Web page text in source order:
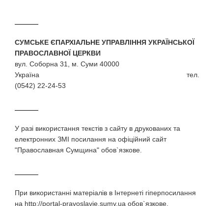
СУМСЬКЕ ЄПАРХІАЛЬНЕ УПРАВЛІННЯ УКРАЇНСЬКОЇ
ПРАВОСЛАВНОЇ ЦЕРКВИ
вул. Соборна 31, м. Суми 40000
Україна тел.
(0542) 22-24-53
У разi використання текстiв з сайту в друкованих та
електронних ЗМI посилання на офіційний сайт
"Православная Сумщина" обов`язкове.
При використаннi матерiалiв в Iнтернетi гiперпосилання
на http://portal-pravoslavie.sumy.ua обов`язкове.